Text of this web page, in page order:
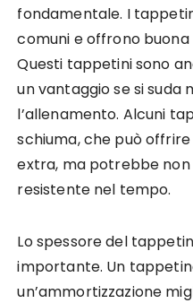
fondamentale. I
comuni e offrono
Questi tappetini sono
un vantaggio se si suda
l’allenamento. Alcuni
schiuma, che può
extra, ma potrebbe
resistente nel tempo.
Lo spessore del
importante. Un
un’ammortizzazione